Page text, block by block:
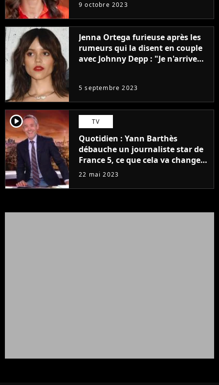
9 octobre 2023
Jenna Ortega furieuse après les
rumeurs qui la disent en couple
avec Johnny Depp : "Je n'arrive
5 septembre 2023
player2 TV
Quotidien : Yann Barthès
débauche un journaliste star de
France 5, ce que cela va changer
à la rentrée
22 mai 2023